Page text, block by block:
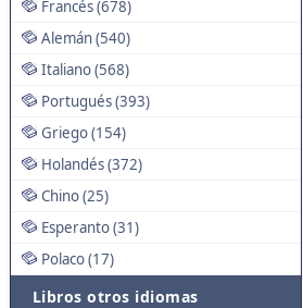
Francés (678)
Alemán (540)
Italiano (568)
Portugués (393)
Griego (154)
Holandés (372)
Chino (25)
Esperanto (31)
Polaco (17)
Libros otros idiomas